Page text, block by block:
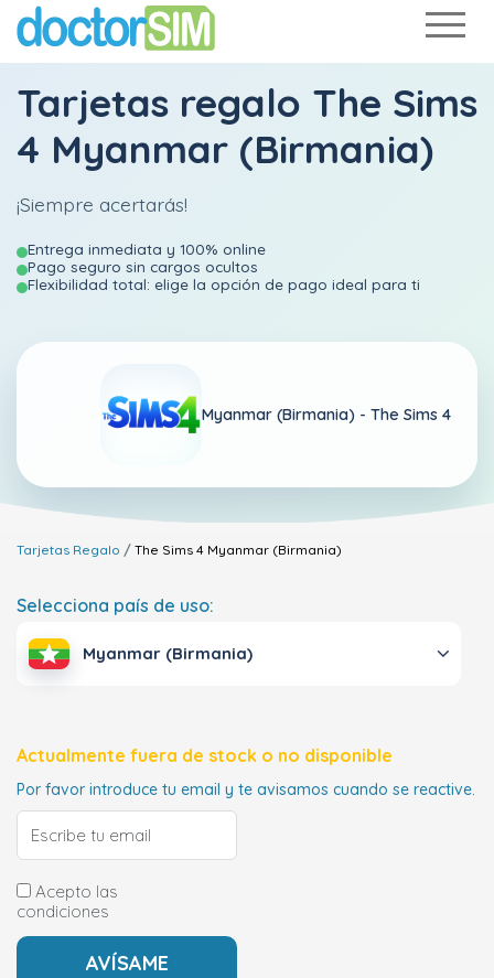
Tarjetas regalo The Sims
4 Myanmar (Birmania)
¡Siempre acertarás!
Entrega inmediata y 100% online
Pago seguro sin cargos ocultos
Flexibilidad total: elige la opción de pago ideal para ti
Myanmar (Birmania) - The Sims 4
Tarjetas Regalo The Sims 4 Myanmar (Birmania)
Selecciona país de uso:
Myanmar (Birmania)
Actualmente fuera de stock o no disponible
Por favor introduce tu email y te avisamos cuando se reactive.
Acepto las
condiciones